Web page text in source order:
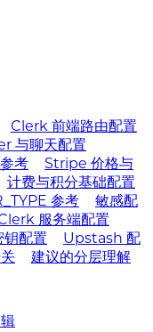
Clerk 前端路由配置
与聊天配置
考
Stripe 价格与
计费与积分基础配置
参考
敏感配
服务端配置
配置
Upstash 配
建议的分层理解